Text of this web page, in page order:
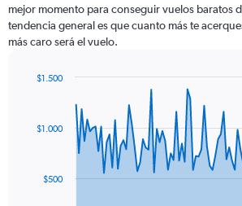
mejor momento para conseguir vuelos baratos
tendencia general es que cuanto más te
más caro será el vuelo.
data
The$500
$1.000
$1.500